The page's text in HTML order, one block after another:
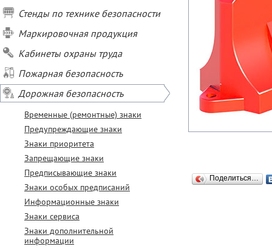
Стенды по технике безопасности
Маркировочная продукция
Кабинеты охраны труда
Пожарная безопасность
Дорожная безопасность
Временные (ремонтные) знаки
Предупреждающие знаки
Знаки приоритета
Запрещающие знаки
Предписывающие знаки
Знаки особых предписаний
Информационные знаки
Знаки сервиса
Знаки дополнительной
информации
Поделиться…